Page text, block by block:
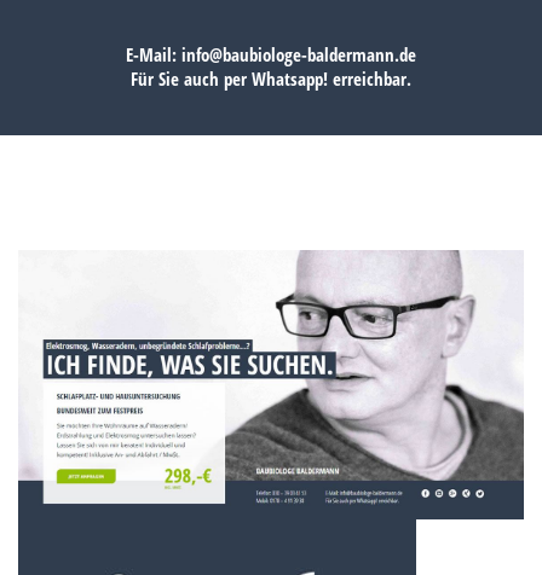
E-Mail: info@baubiologe-baldermann.de
Für Sie auch per Whatsapp! erreichbar.